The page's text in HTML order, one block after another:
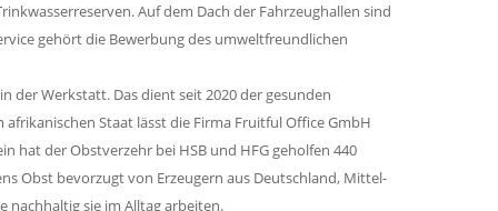
Auf dem Dach der Fahrzeughallen sind
gehört die Bewerbung des umweltfreundlichen
der Werkstatt. Das dient seit 2020 der gesunden
Staat lässt die Firma Fruitful Office GmbH
hat der Obstverzehr bei HSB und HFG geholfen 440
Obst bevorzugt von Erzeugern aus Deutschland, Mittel-
nachhaltig sie im Alltag arbeiten.